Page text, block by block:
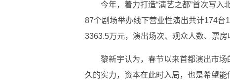
今年，着力打造“演艺之都”首次写
87个剧场举办线下营业性演出共计174台
3363.5万元，演出场次、观众人数、票房
黎新宇认为，春节以来首都演出市
久的实力，资本在此时入局，也是希望